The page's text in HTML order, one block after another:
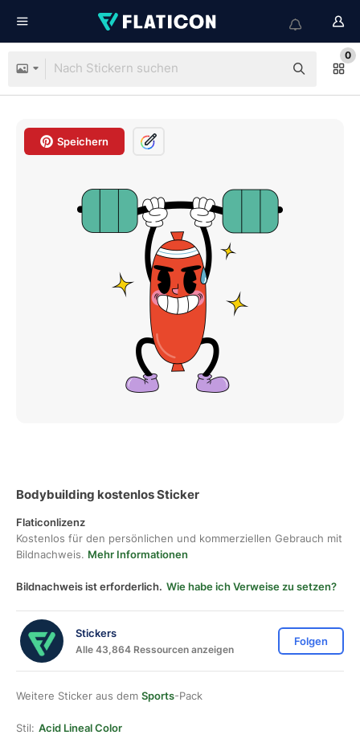
0
Speichern
Bodybuilding kostenlos Sticker
Flaticonlizenz
Kostenlos für den persönlichen und kommerziellen Gebrauch mit
Bildnachweis. Mehr Informationen
Bildnachweis ist erforderlich. Wie habe ich Verweise zu setzen?
Stickers
Alle 43,864 Ressourcen anzeigen
Folgen
Weitere Sticker aus dem Sports-Pack
Stil: Acid Lineal Color